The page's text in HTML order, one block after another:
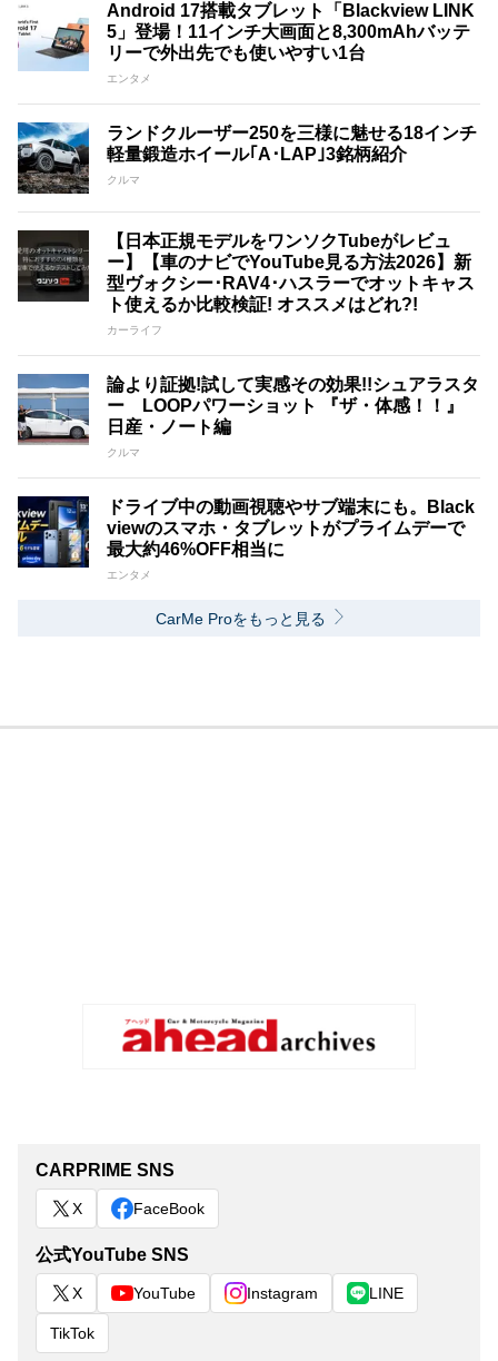
Android 17搭載タブレット「Blackview LINK
5」登場！11インチ大画面と8,300mAhバッテ
リーで外出先でも使いやすい1台
エンタメ
ランドクルーザー250を三様に魅せる18インチ
軽量鍛造ホイール｢A･LAP｣3銘柄紹介
クルマ
【日本正規モデルをワンソクTubeがレビュ
ー】【車のナビでYouTube見る方法2026】新
型ヴォクシー･RAV4･ハスラーでオットキャス
ト使えるか比較検証! オススメはどれ?!
カーライフ
論より証拠!試して実感その効果!!シュアラスタ
ー LOOPパワーショット 『ザ・体感！！』
日産・ノート編
クルマ
ドライブ中の動画視聴やサブ端末にも。Black
viewのスマホ・タブレットがプライムデーで
最大約46%OFF相当に
エンタメ
CarMe Proをもっと見る
CARPRIME SNS
X FaceBook
公式YouTube SNS
X YouTube Instagram LINE
TikTok